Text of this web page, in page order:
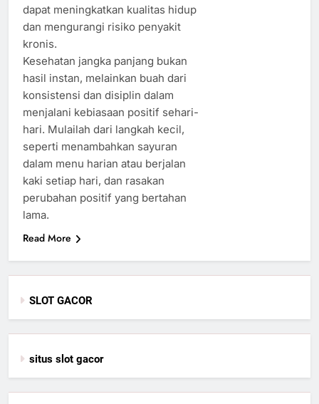
dapat meningkatkan kualitas hidup
dan mengurangi risiko penyakit
kronis.
Kesehatan jangka panjang bukan
hasil instan, melainkan buah dari
konsistensi dan disiplin dalam
menjalani kebiasaan positif sehari-
hari. Mulailah dari langkah kecil,
seperti menambahkan sayuran
dalam menu harian atau berjalan
kaki setiap hari, dan rasakan
perubahan positif yang bertahan
lama.
Read More
SLOT GACOR
situs slot gacor